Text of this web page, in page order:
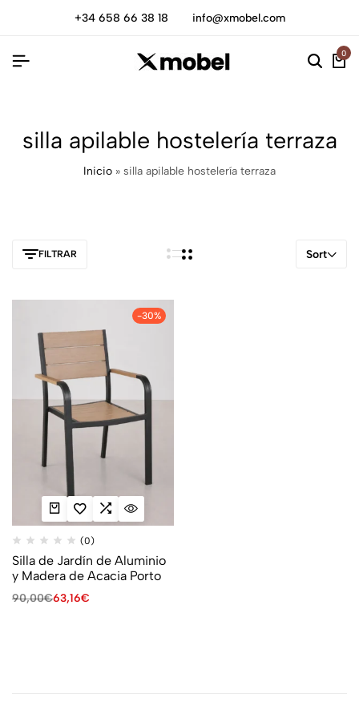
+34 658 66 38 18 info@xmobel.com
0
silla apilable hostelería terraza
Inicio » silla apilable hostelería terraza
FILTRAR Sort
-30%
(0)
Silla de Jardín de Aluminio
y Madera de Acacia Porto
90,00€63,16€